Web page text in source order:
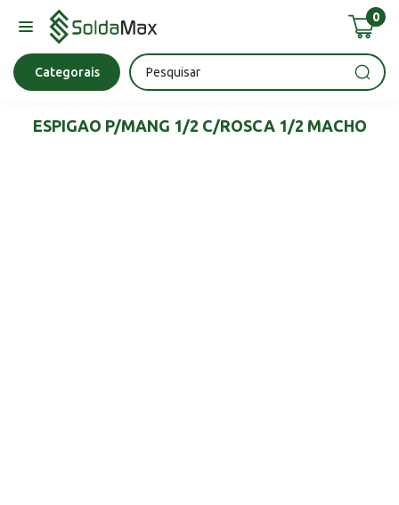
0
Categorais
Bateria Chave Impacto Esmerilhadeira
ESPIGAO P/MANG 1/2 C/ROSCA 1/2 MACHO